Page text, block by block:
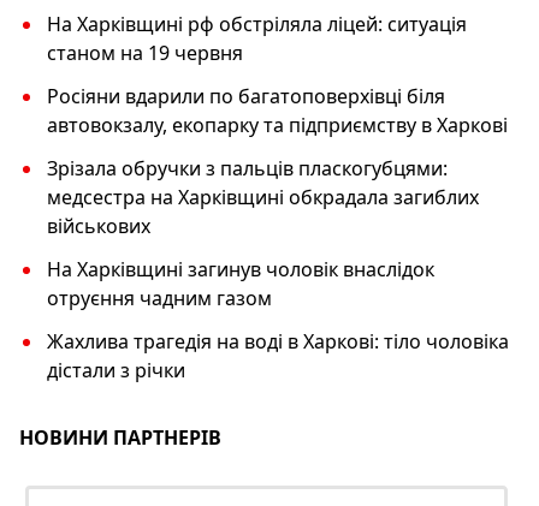
На Харківщині рф обстріляла ліцей: ситуація
станом на 19 червня
Росіяни вдарили по багатоповерхівці біля
автовокзалу, екопарку та підприємству в Харкові
Зрізала обручки з пальців пласкогубцями:
медсестра на Харківщині обкрадала загиблих
військових
На Харківщині загинув чоловік внаслідок
отруєння чадним газом
Жахлива трагедія на воді в Харкові: тіло чоловіка
дістали з річки
НОВИНИ ПАРТНЕРІВ